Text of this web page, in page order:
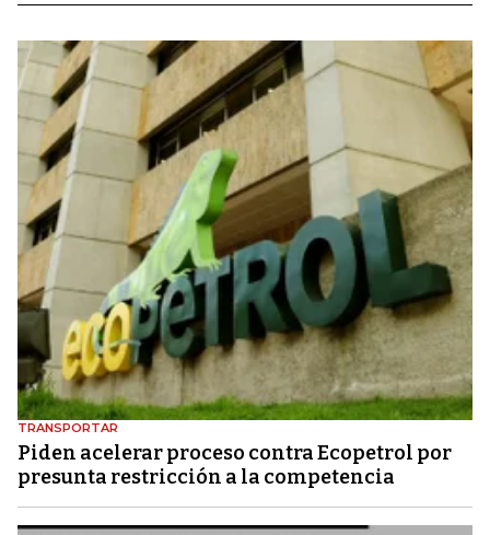
TRANSPORTAR
Piden acelerar proceso contra Ecopetrol por
presunta restricción a la competencia